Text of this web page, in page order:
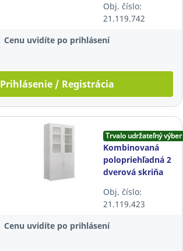
125 x 200 x 54
cm
Obj. číslo:
21.119.742
Cenu uvidíte po prihlásení
Prihlásenie / Registrácia
Trvalo udržateľný výber
Kombinovaná
polopriehľadná 2
dverová skriňa
92x42x174 cm,
biela
Obj. číslo:
21.119.423
Cenu uvidíte po prihlásení